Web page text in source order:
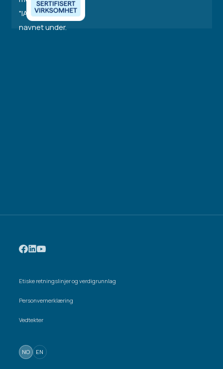
Etiske retningslinjer og verdigrunnlag
Personvernerklæring
Vedtekter
NO EN